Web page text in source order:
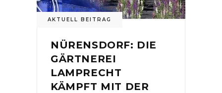
AKTUELL BEITRAG
NÜRENSDORF: DIE
GÄRTNEREI
LAMPRECHT
KÄMPFT MIT DER